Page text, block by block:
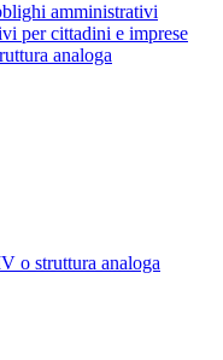
amministrativi
per cittadini e imprese
analoga
o struttura analoga